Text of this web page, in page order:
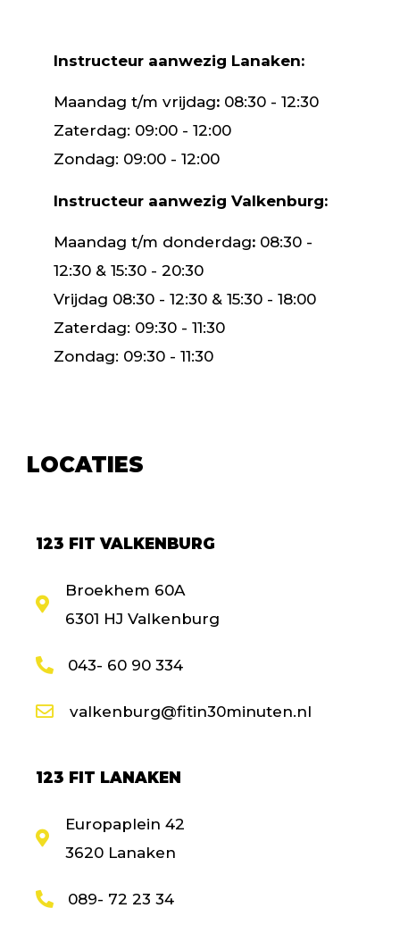
Instructeur aanwezig Lanaken:
Maandag t/m vrijdag: 08:30 - 12:30
Zaterdag: 09:00 - 12:00
Zondag: 09:00 - 12:00
Instructeur aanwezig Valkenburg:
Maandag t/m donderdag: 08:30 -
12:30 & 15:30 - 20:30
Vrijdag 08:30 - 12:30 & 15:30 - 18:00
Zaterdag: 09:30 - 11:30
Zondag: 09:30 - 11:30
LOCATIES
123 FIT VALKENBURG
Broekhem 60A
6301 HJ Valkenburg
043- 60 90 334
valkenburg@fitin30minuten.nl
123 FIT LANAKEN
Europaplein 42
3620 Lanaken
089- 72 23 34